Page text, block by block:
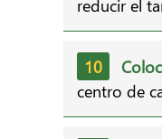
reducir el
centro de